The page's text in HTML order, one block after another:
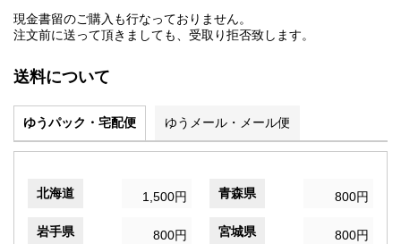
現金書留のご購入も行なっておりません。
注文前に送って頂きましても、受取り拒否致します。
送料について
ゆうパック・宅配便 ゆうメール・メール便
北海道 1,500円 青森県 800円
岩手県 800円 宮城県 800円